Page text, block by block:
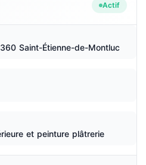
Actif
Saint-Étienne-de-Montluc
et peinture plâtrerie